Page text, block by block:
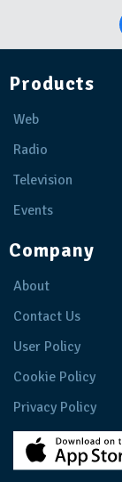
Products
Web
Radio
Television
Events
Company
About
Contact Us
User Policy
Cookie Policy
Privacy Policy